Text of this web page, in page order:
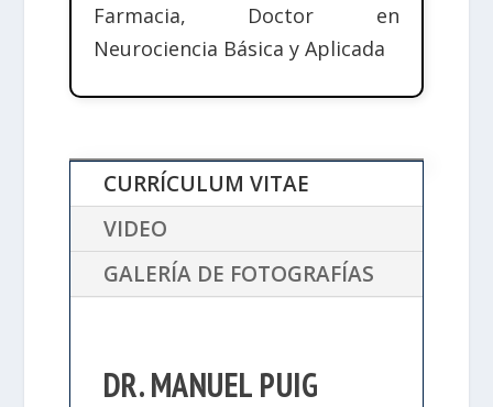
Farmacia, Doctor en
Neurociencia Básica y Aplicada
CURRÍCULUM VITAE
VIDEO
GALERÍA DE FOTOGRAFÍAS
DR. MANUEL PUIG